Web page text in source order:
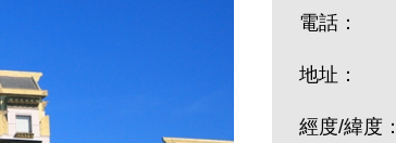
電話：
地址：
經度/緯度：